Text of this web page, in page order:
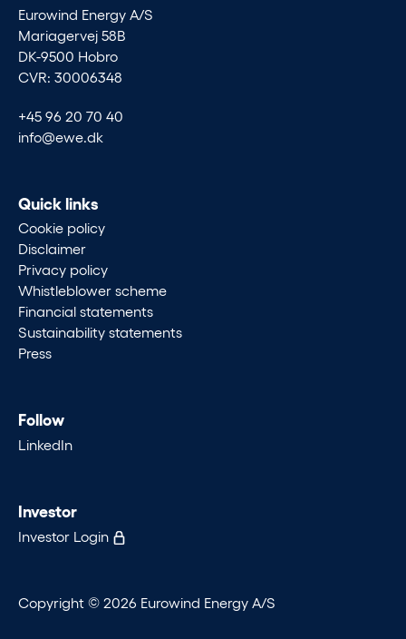
Eurowind Energy A/S
Mariagervej 58B
DK-9500 Hobro
CVR: 30006348
+45 96 20 70 40
info@ewe.dk
Quick links
Cookie policy
Disclaimer
Privacy policy
Whistleblower scheme
Financial statements
Sustainability statements
Press
Follow
LinkedIn
Investor
Investor Login
Copyright © 2026 Eurowind Energy A/S